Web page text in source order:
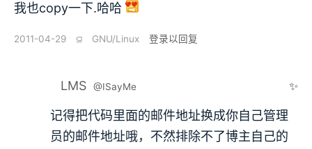
我也copy一下.哈哈
2011-04-29 ⫑ GNU/Linux 登录以回复
LMS @ISayMe ✨
记得把代码里面的邮件地址换成你自己管理
员的邮件地址哦，不然排除不了博主自己的